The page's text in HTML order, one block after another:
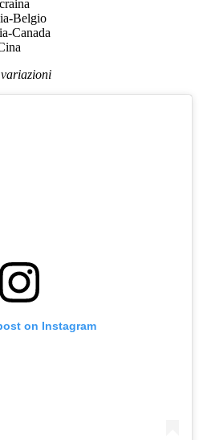
Belgio
Canada
on Instagram